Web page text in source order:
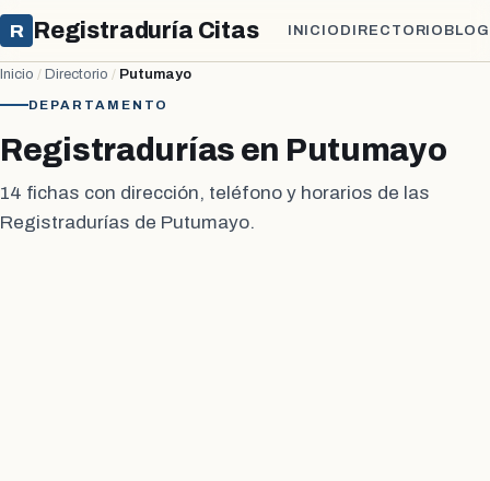
R Registraduría Citas INICIO DIRECTORIO BLOG
Inicio / Directorio / Putumayo
DEPARTAMENTO
Registradurías en Putumayo
14 fichas con dirección, teléfono y horarios de las
Registradurías de Putumayo.